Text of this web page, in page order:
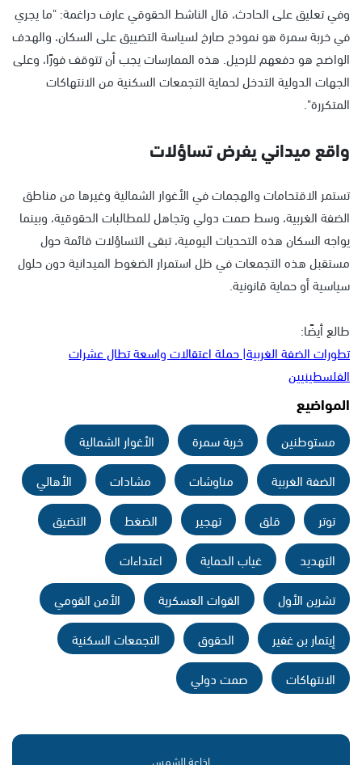
وفي تعليق على الحادث، قال الناشط الحقوقي عارف دراغمة: "ما يجري
في خربة سمرة هو نموذج صارخ لسياسة التضييق على السكان، والهدف
الواضح هو دفعهم للرحيل. هذه الممارسات يجب أن تتوقف فورًا، وعلى
الجهات الدولية التدخل لحماية التجمعات السكنية من الانتهاكات
المتكررة".
واقع ميداني يفرض تساؤلات
تستمر الاقتحامات والهجمات في الأغوار الشمالية وغيرها من مناطق
الضفة الغربية، وسط صمت دولي وتجاهل للمطالبات الحقوقية، وبينما
يواجه السكان هذه التحديات اليومية، تبقى التساؤلات قائمة حول
مستقبل هذه التجمعات في ظل استمرار الضغوط الميدانية دون حلول
سياسية أو حماية قانونية.
طالع أيضًا:
تطورات الضفة الغربية| حملة اعتقالات واسعة تطال عشرات
الفلسطينيين
المواضيع
مستوطنين خربة سمرة
الأغوار الشمالية
الضفة الغربية
مناوشات مشادات
الأهالي
توتر
قلق تهجير الضغط
التضيق
التهديد
غياب الحماية
اعتداءات
تشرين الأول
القوات العسكرية
الأمن القومي
إيتمار بن غفير
الحقوق
التجمعات السكنية
الانتهاكات
صمت دولي
إذاعة الشمس